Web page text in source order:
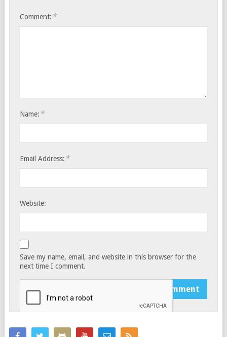
Comment: *
Name: *
Email Address: *
Website:
Save my name, email, and website in this browser for the
next time I comment.